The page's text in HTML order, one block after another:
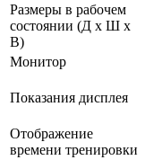
Размеры в рабочем
состоянии (Д х Ш х
В)
Монитор
Показания дисплея
Отображение
времени тренировки